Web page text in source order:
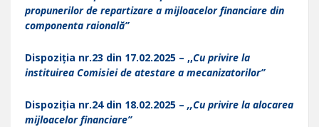
propunerilor de repartizare a mijloacelor financiare din
componenta raională”
Dispoziția nr.23 din 17.02.2025 – ,,Cu privire la
instituirea Comisiei de atestare a mecanizatorilor”
Dispoziția nr.24 din 18.02.2025 – ,,Cu privire la alocarea
mijloacelor financiare”